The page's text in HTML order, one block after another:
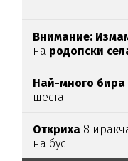
Внимание:
на родопски
Най-много бира
шеста
Откриха 8
на бус